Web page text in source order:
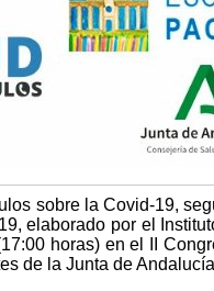
sobre la Covid-19,
elaborado por el
horas) en el II
de la Junta de